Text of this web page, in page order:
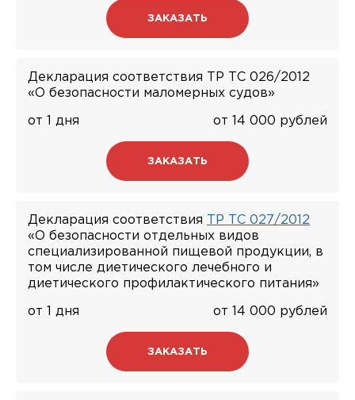
ЗАКАЗАТЬ
Декларация соответствия ТР ТС 026/2012
«О безопасности маломерных судов»
от 1 дня от 14 000 рублей
ЗАКАЗАТЬ
Декларация соответствия
ТР ТС 027/2012
«О безопасности отдельных видов
специализированной пищевой продукции, в
том числе диетического лечебного и
диетического профилактического питания»
от 1 дня от 14 000 рублей
ЗАКАЗАТЬ